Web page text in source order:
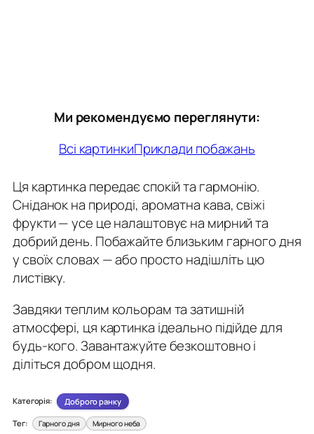
Ми рекомендуємо переглянути:
Всі картинкиПриклади побажань
Ця картинка передає спокій та гармонію.
Сніданок на природі, ароматна кава, свіжі
фрукти — усе це налаштовує на мирний та
добрий день. Побажайте близьким гарного дня
у своїх словах — або просто надішліть цю
листівку.
Завдяки теплим кольорам та затишній
атмосфері, ця картинка ідеально підійде для
будь-кого. Завантажуйте безкоштовно і
діліться добром щодня.
Категорія: Доброго ранку
Тег: Гарного дня Мирного неба